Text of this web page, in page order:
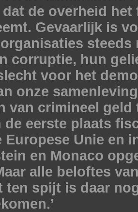
de overheid het
Gevaarlijk is
steeds
corruptie, hun
voor het
onze
van crimineel geld
de eerste plaats
Europese Unie en
en Monaco
alle beloftes
ten spijt is daar